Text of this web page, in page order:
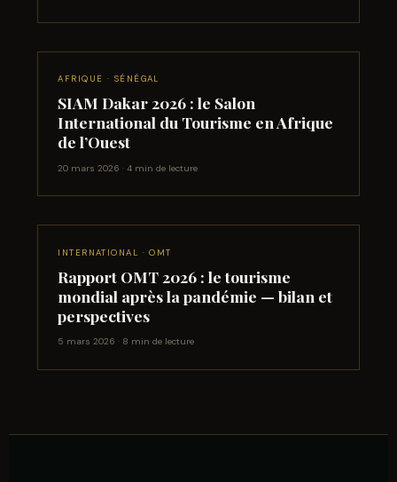
AFRIQUE · SÉNÉGAL
SIAM Dakar 2026 : le Salon
International du Tourisme en Afrique
de l’Ouest
20 mars 2026 · 4 min de lecture
INTERNATIONAL · OMT
Rapport OMT 2026 : le tourisme
mondial après la pandémie — bilan et
perspectives
5 mars 2026 · 8 min de lecture